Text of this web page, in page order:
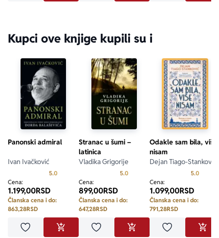
Kupci ove knjige kupili su i
Panonski admiral
Ivan Ivačković
5.0 Prosecna ocena je 5.0 od 5
Cena:
1.199,00RSD
Članska cena i do:
863,28RSD
Dodaj u omiljeneDODAJ U KORPU
Stranac u šumi –
latinica
Vladika Grigorije
5.0 Prosecna ocena je 5.0 od 5
Cena:
899,00RSD
Članska cena i do:
647,28RSD
Dodaj u omiljeneDODAJ U KORPU
Odakle sam bila, više
nisam
Dejan Tiago-Stanković
5.0
Cena:
1.099,00RSD
Članska cena i do:
791,28RSD
Dodaj u